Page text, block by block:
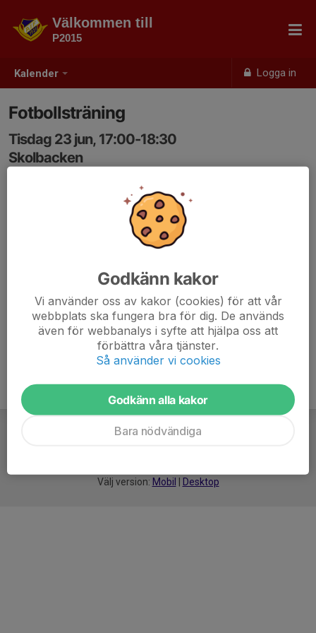
Kalender Logga in
Välkommen till
P2015
Fotbollsträning
Tisdag 23 jun, 17:00-18:30
Skolbacken
Välj version: Mobil Desktop
Godkänn kakor
Vi använder oss av kakor (cookies) för att vår
webbplats ska fungera bra för dig. De används
även för webbanalys i syfte att hjälpa oss att
förbättra våra tjänster.
Så använder vi cookies
Godkänn alla kakor
Bara nödvändiga